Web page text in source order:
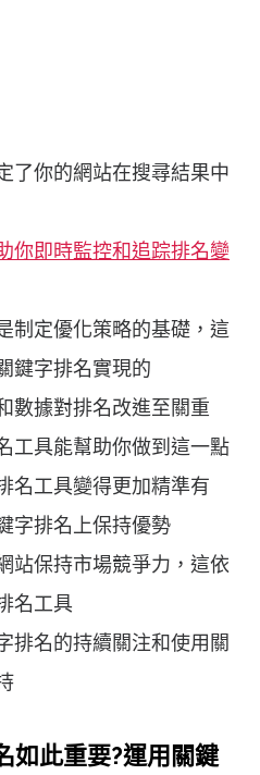
了你的網站在搜尋結果中
你即時監控和追踪排名變
制定優化策略的基礎，這
鍵字排名實現的
數據對排名改進至關重
工具能幫助你做到這一點
名工具變得更加精準有
字排名上保持優勢
站保持市場競爭力，這依
名工具
排名的持續關注和使用關
如此重要?運用關鍵